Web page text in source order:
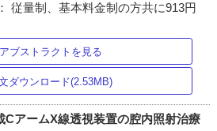
従量制、基本料金制の方共に913円
アブストラクトを見る
ダウンロード(2.53MB)
CアームX線透視装置の腔内照射治療